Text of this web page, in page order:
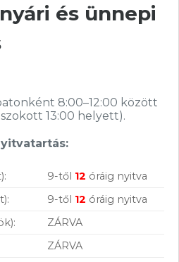
nálunk!
ingyenes szállítás
vállalkozásoknak
és ünnepi
8:00–12:00 között
13:00 helyett).
9-től 12 óráig nyitva
9-től 12 óráig nyitva
ZÁRVA
ZÁRVA